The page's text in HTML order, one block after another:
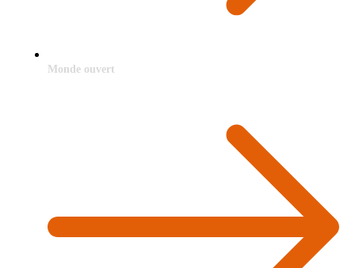
Monde ouvert